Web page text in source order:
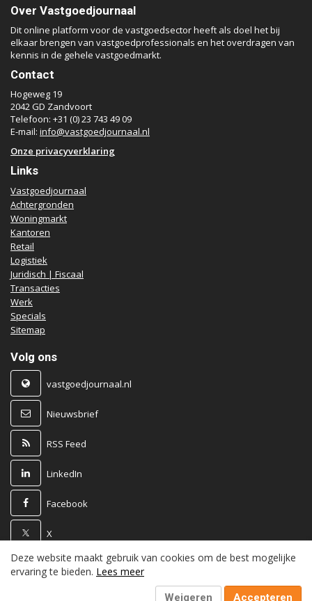
Over Vastgoedjournaal
Dit online platform voor de vastgoedsector heeft als doel het bij
elkaar brengen van vastgoedprofessionals en het overdragen van
kennis in de gehele vastgoedmarkt.
Contact
Hogeweg 19
2042 GD Zandvoort
Telefoon: +31 (0) 23 743 49 09
E-mail: info@vastgoedjournaal.nl
Onze privacyverklaring
Links
Vastgoedjournaal
Achtergronden
Woningmarkt
Kantoren
Retail
Logistiek
Juridisch | Fiscaal
Transacties
Werk
Specials
Sitemap
Volg ons
vastgoedjournaal.nl
Nieuwsbrief
RSS Feed
LinkedIn
Facebook
X
Powered by
Deze website maakt gebruik van cookies om de best mogelijke
ervaring te bieden. Lees meer
Weigeren Accepteren